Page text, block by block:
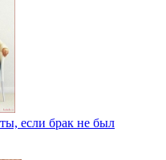
если брак не был